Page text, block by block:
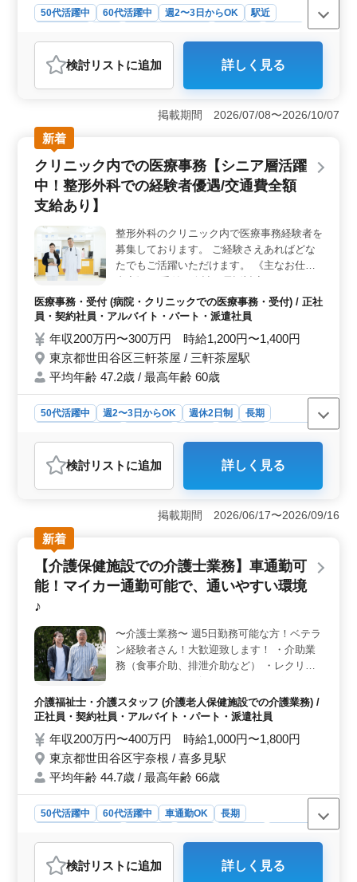
50代活躍中 60代活躍中 週2〜3日からOK
駅近
アルバイト・パート
おすすめポイント
＜便利なアクセスと快適な環境＞ 当クリニックは、駅
から徒歩2分の好立地に存在するので、通勤がラクラクで
す。患者様の来院もスムーズで、働きやすく歯の治療に
専念できる環境が整っています。 ＜多彩な診療項目
でスキル向上＞ 小児歯科から矯正歯科、ホワイトニン
グまで多岐にわたる診療項目が自慢の施設です。ベテラ
ン歯科医師としてスキルアップし、地域の皆様に健康的
な生活を提供しましょう。 ＜働きやすい柔軟なシフ
ト制度＞ 週2日からの柔軟なシフトで、個々の都合に合
わせた働き方が実現。年間休日124日でリフレッシュし、
充実感あるライフスタイルを築けます。
検討リスト に追加 詳しく見る
掲載期間 2026/07/08〜2026/10/07
新着
クリニック内での医療事務【シニア層活躍
中！整形外科での経験者優遇/交通費全額
支給あり】
整形外科のクリニック内で医療事務経験者を
募集しております。 ご経験さえあればどな
たでもご活躍いただけます。 《主なお仕事
レセプト作成 ・診療補助業務 等 《特徴等》
＊50代も活躍中 ＊交通費全額支給あり ＊整
様を年齢問わず募集中です。 皆様のご応
募、お待ちしております。
医療事務・受付 (病院・クリニックでの医療事務・受付) / 正社
員・契約社員・アルバイト・パート・派遣社員
年収200万円〜300万円 時給1,200円〜1,400円
東京都世田谷区三軒茶屋 / 三軒茶屋駅
平均年齢 47.2歳 / 最高年齢 60歳
50代活躍中 週2〜3日からOK 週休2日制
長期
派遣社員
医療事務・受付
おすすめポイント
＜シニア層活躍と経験者優遇＞ 当クリニックでは、50
代の方々が積極的に活躍しており、整形外科での経験を
お持ちの方は特に歓迎しています。医療事務の経験があ
れば、年齢に関係なく、どなたでもご応募いただけま
す。経験者には特に働きやすい環境をご提供していま
す。 ＜働きやすい環境＞ 週2〜3日からの勤務も可
能で、週休2日制を採用しています。残業は少なめで、ワ
ークライフバランスを保ちながら働けます。また、シフ
ト制の休暇もあり、プライベートの予定も立てやすい環
境です。さらに、土曜日は午後にはお休みなので、週末
の時間も大切にできます。 ＜充実の福利厚生＞ 通
勤手当は全額支給され、賞与も年2回支給されます。さら
に、雇用・労災・健康・厚生の福利厚生が整っており、
長を促進し、充実感のあるキャリアを築けることでしょ
う。
検討リスト に追加 詳しく見る
掲載期間 2026/06/17〜2026/09/16
新着
【介護保健施設での介護士業務】車通勤可
能！マイカー通勤可能で、通いやすい環境
♪
〜介護士業務〜 週5日勤務可能な方！ベテラ
ン経験者さん！大歓迎致します！ ・介助業
務（食事介助、排泄介助など） ・レクリエ
書類作成、書類整理 ・サービス利用者の家
族との相談、助言 等 ＊ポイント ・車通勤可
ぷり作れます！ 皆様のご応募お待ちしてお
ります！
介護福祉士・介護スタッフ (介護老人保健施設での介護業務) /
正社員・契約社員・アルバイト・パート・派遣社員
年収200万円〜400万円 時給1,000円〜1,800円
東京都世田谷区宇奈根 / 喜多見駅
平均年齢 44.7歳 / 最高年齢 66歳
50代活躍中 60代活躍中 車通勤OK
長期
派遣社員
介護福祉士・介護スタッフ
おすすめポイント
検討リスト に追加 詳しく見る